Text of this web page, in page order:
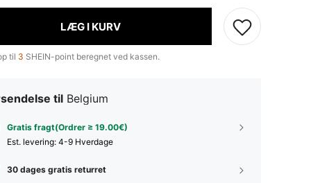
LÆG I KURV
til 3 SHEIN-point beregnet ved kassen.
til Belgium
Gratis fragt(Ordrer ≥ 19.00€)
Est. levering: 4-9 Hverdage
30 dages gratis returret